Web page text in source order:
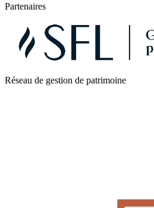
Partenaires
Réseau de gestion de patrimoine